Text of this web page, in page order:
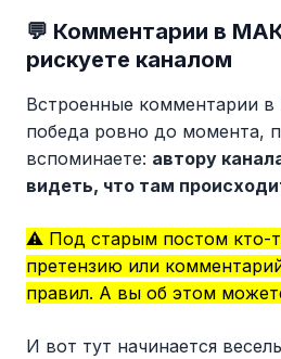
💬 Комментарии в
рискуете каналом
Встроенные комментарии
победа ровно до момента,
вспоминаете: автору
видеть, что там
⚠️ Под старым постом кто-
претензию или
правил. А вы об этом
И вот тут начинается